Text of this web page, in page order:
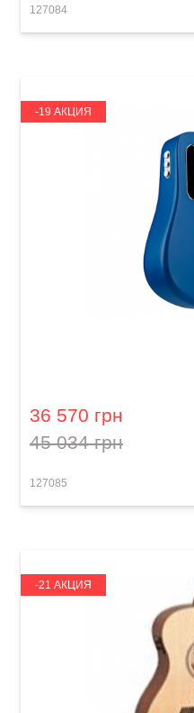
127084
-19 АКЦИЯ
36 570 грн
45 034 грн
127085
-21 АКЦИЯ